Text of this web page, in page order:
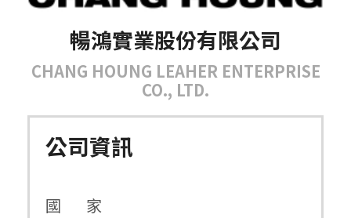
暢鴻實業股份有限公司
CHANG HOUNG LEAHER ENTERPRISE
CO., LTD.
公司資訊
國 家